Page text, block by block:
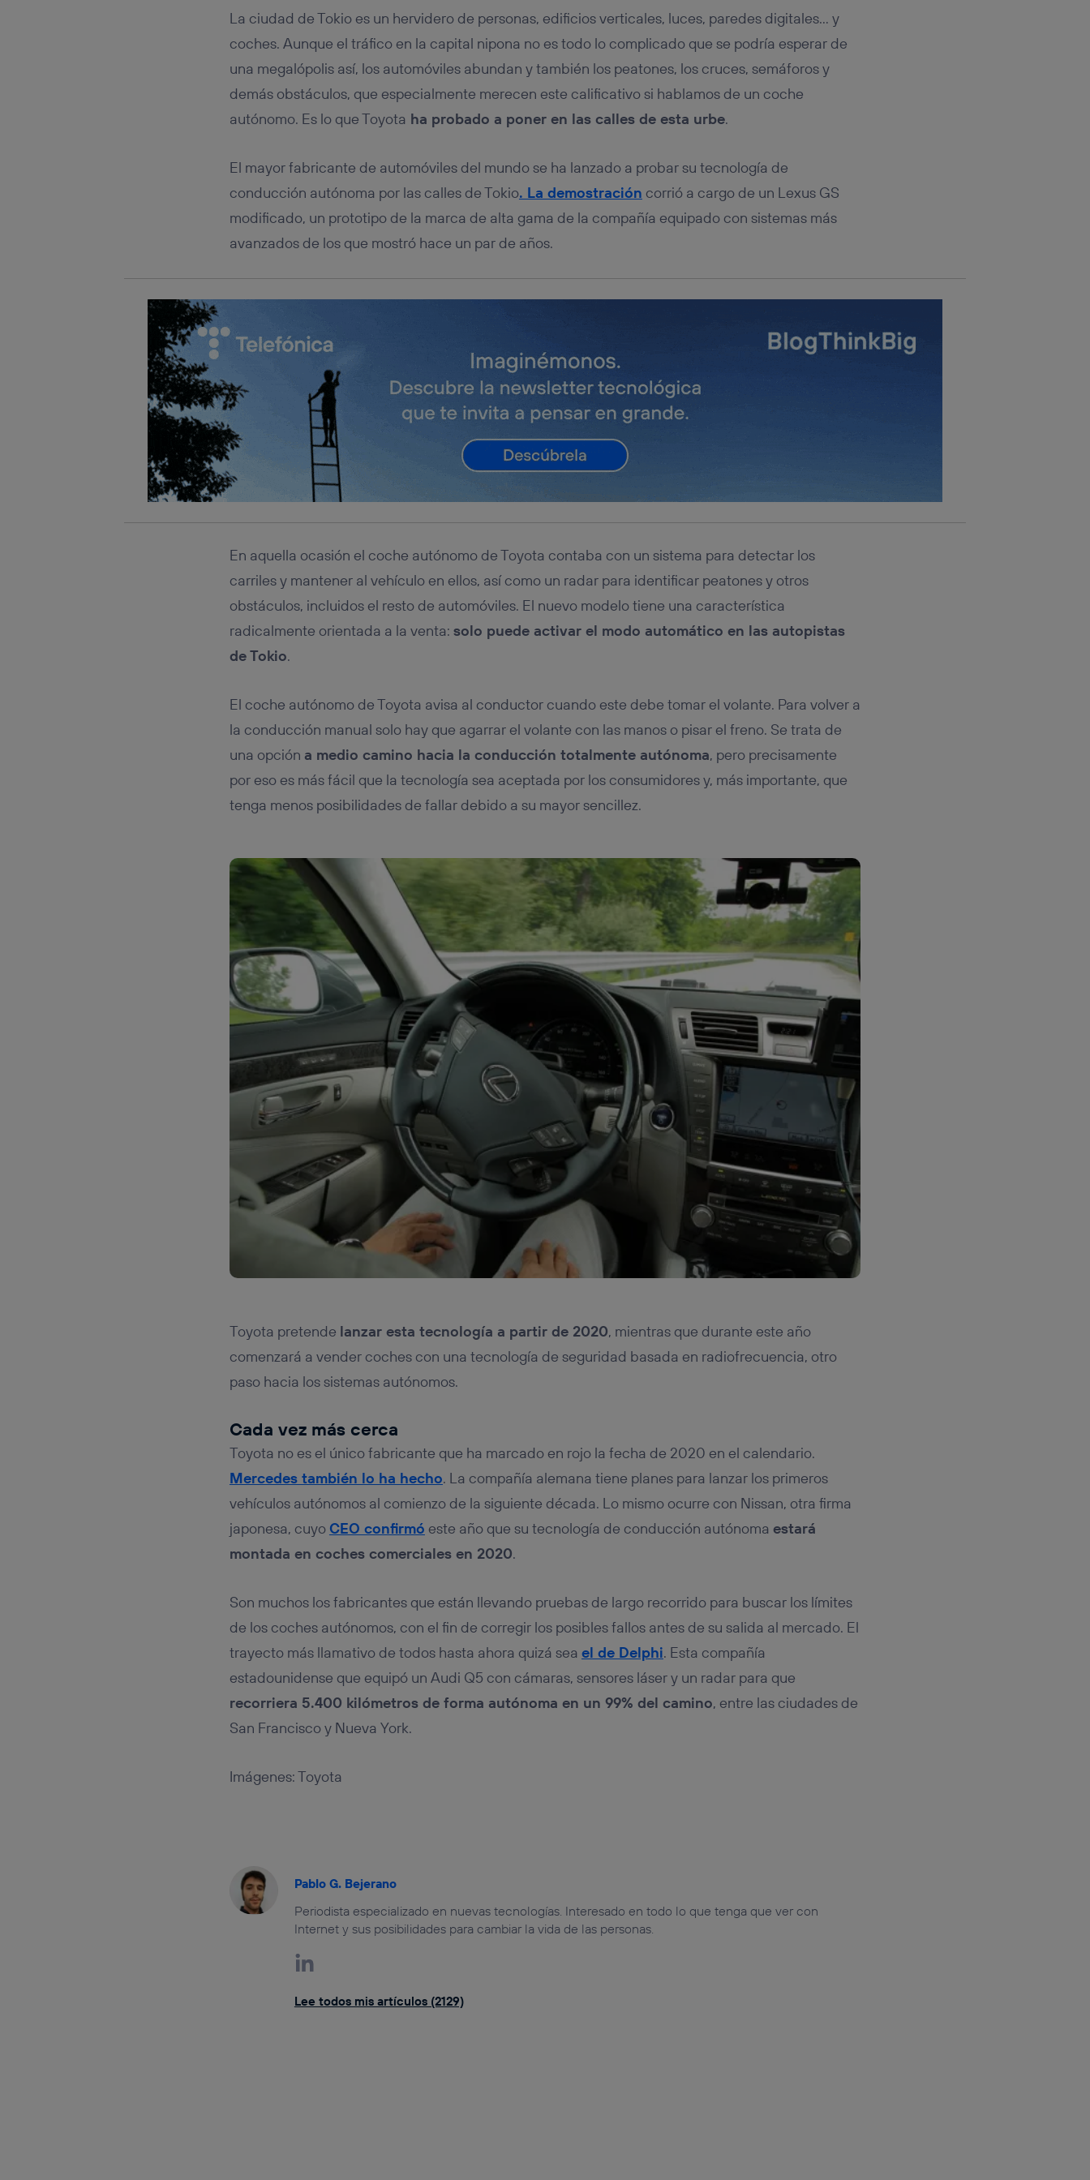
La ciudad de Tokio es un hervidero de personas, edificios verticales, luces, paredes digitales… y
coches. Aunque el tráfico en la capital nipona no es todo lo complicado que se podría esperar de
una megalópolis así, los automóviles abundan y también los peatones, los cruces, semáforos y
demás obstáculos, que especialmente merecen este calificativo si hablamos de un coche
autónomo. Es lo que Toyota ha probado a poner en las calles de esta urbe.
El mayor fabricante de automóviles del mundo se ha lanzado a probar su tecnología de
conducción autónoma por las calles de Tokio. La demostración corrió a cargo de un Lexus GS
modificado, un prototipo de la marca de alta gama de la compañía equipado con sistemas más
avanzados de los que mostró hace un par de años.
En aquella ocasión el coche autónomo de Toyota contaba con un sistema para detectar los
carriles y mantener al vehículo en ellos, así como un radar para identificar peatones y otros
obstáculos, incluidos el resto de automóviles. El nuevo modelo tiene una característica
radicalmente orientada a la venta: solo puede activar el modo automático en las autopistas
de Tokio.
El coche autónomo de Toyota avisa al conductor cuando este debe tomar el volante. Para volver a
la conducción manual solo hay que agarrar el volante con las manos o pisar el freno. Se trata de
una opción a medio camino hacia la conducción totalmente autónoma, pero precisamente
por eso es más fácil que la tecnología sea aceptada por los consumidores y, más importante, que
tenga menos posibilidades de fallar debido a su mayor sencillez.
Toyota pretende lanzar esta tecnología a partir de 2020, mientras que durante este año
comenzará a vender coches con una tecnología de seguridad basada en radiofrecuencia, otro
paso hacia los sistemas autónomos.
Cada vez más cerca
Toyota no es el único fabricante que ha marcado en rojo la fecha de 2020 en el calendario.
Mercedes también lo ha hecho. La compañía alemana tiene planes para lanzar los primeros
vehículos autónomos al comienzo de la siguiente década. Lo mismo ocurre con Nissan, otra firma
japonesa, cuyoCEO confirmó este año que su tecnología de conducción autónoma estará
montada en coches comerciales en 2020.
Son muchos los fabricantes que están llevando pruebas de largo recorrido para buscar los límites
de los coches autónomos, con el fin de corregir los posibles fallos antes de su salida al mercado. El
trayecto más llamativo de todos hasta ahora quizá sea el de Delphi. Esta compañía
estadounidense que equipó un Audi Q5 con cámaras, sensores láser y un radar para que
recorriera 5.400 kilómetros de forma autónoma en un 99% del camino, entre las ciudades de
San Francisco y Nueva York.
Imágenes: Toyota
Pablo G. Bejerano
Periodista especializado en nuevas tecnologías. Interesado en todo lo que tenga que ver con
Internet y sus posibilidades para cambiar la vida de las personas.
Lee todos mis artículos (2129)
conecte su dispositivo y consienta el uso de la tecnología recibirá el mismo identificador.
conexión de banda ancha
(p. ej., Wi-Fi), el marketing o análisis se
realizará en función de las actividades de navegación de los miembros del hogar que
hayan dado su consentimiento.
únicamente en la navegación del usuario del móvil.
inferior de esta página web o visitando el
portal de privacidad de Utiq (“consenthub”)
Para más información, consulta la política de privacidad de Utiq.